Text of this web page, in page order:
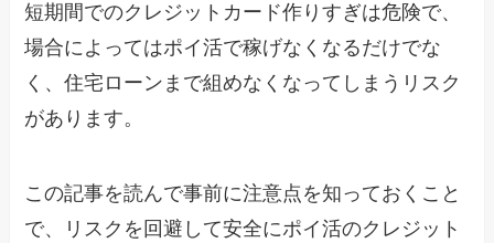
短期間でのクレジットカード作りすぎは危険で、
場合によってはポイ活で稼げなくなるだけでな
く、住宅ローンまで組めなくなってしまうリスク
があります。
この記事を読んで事前に注意点を知っておくこと
で、リスクを回避して安全にポイ活のクレジット